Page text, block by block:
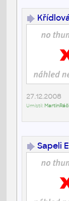
27.12.2008
Umístil: MartinRáčil
Sapeli